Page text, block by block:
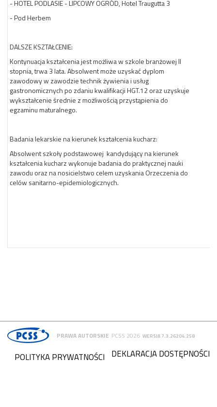
- HOTEL PODLASIE - LIPCOWY OGRÓD, Hotel Traugutta 3
- Pod Herbem
DALSZE KSZTAŁCENIE:
Kontynuacja kształcenia jest możliwa w szkole branżowej II
stopnia, trwa 3 lata. Absolwent może uzyskać dyplom
zawodowy w zawodzie technik żywienia i usług
gastronomicznych po zdaniu kwalifikacji HGT.12 oraz uzyskuje
wykształcenie średnie z możliwością przystąpienia do
egzaminu maturalnego.
Badania lekarskie na kierunek kształcenia kucharz:
Absolwent szkoły podstawowej kandydujący na kierunek
kształcenia kucharz wykonuje badania do praktycznej nauki
zawodu oraz na nosicielstwo celem uzyskania Orzeczenia do
celów sanitarno-epidemiologicznych.
PRAWA AUTORSKIE PCSS 2026 WERSJA 7.3.26204.258
DEKLARACJA DOSTĘPNOŚCI
POLITYKA PRYWATNOŚCI